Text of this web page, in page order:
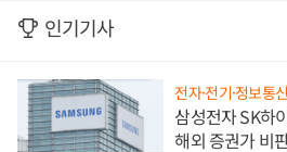
인기기사
전자·전기·정보통신
삼성전자 SK하
해외 증권가 비